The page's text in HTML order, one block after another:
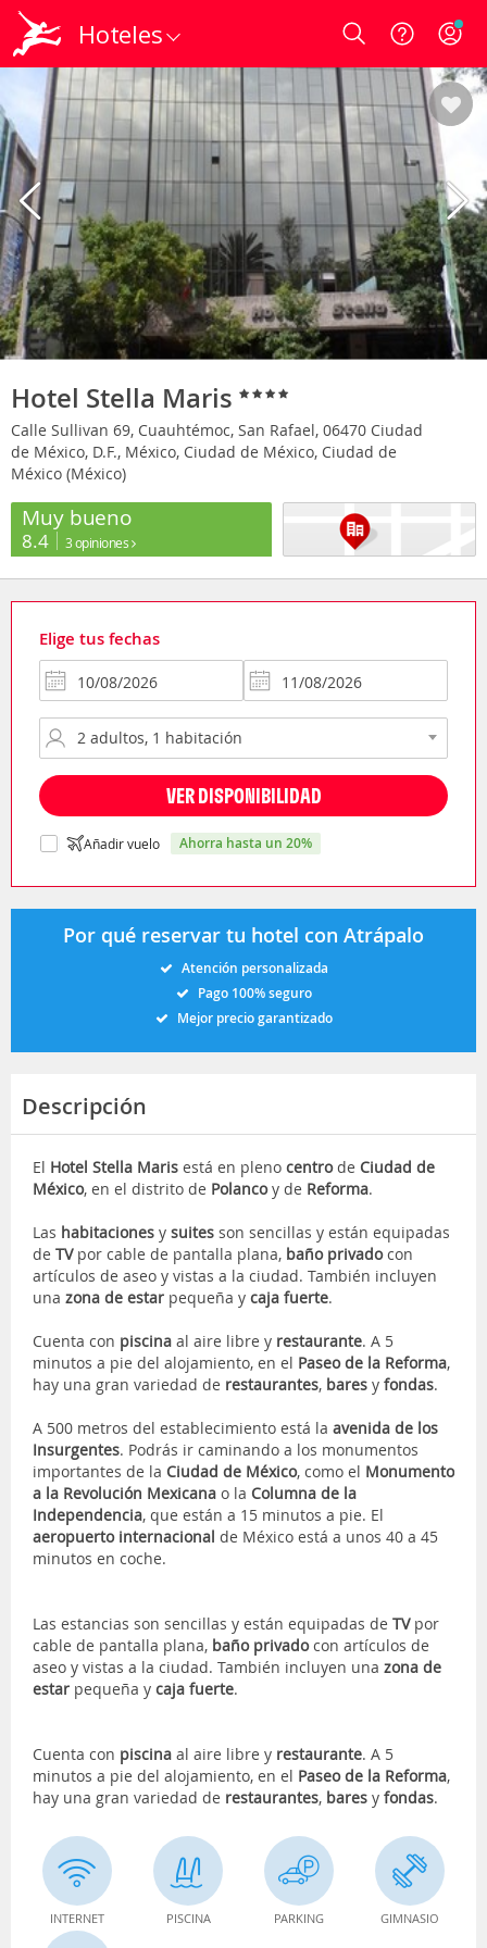
Hoteles Login
Hotel Stella Maris
Calle Sullivan 69, Cuauhtémoc, San Rafael, 06470 Ciudad
de México, D.F., México, Ciudad de México, Ciudad de
México (México)
Muy bueno
8.4 3 opiniones
Elige tus fechas
VER DISPONIBILIDAD
Añadir vuelo ahorra hasta un 20%
Por qué reservar tu hotel con Atrápalo
Atención personalizada
Pago 100% seguro
Mejor precio garantizado
Descripción
El Hotel Stella Maris está en pleno centrode Ciudad de
México, en el distrito de Polancoy de Reforma.
Las habitaciones y suites son sencillas y están equipadas
de TV por cable de pantalla plana, baño privadocon
artículos de aseo y vistas a la ciudad. También incluyen
una zona de estar pequeña y caja fuerte.
Cuenta con piscina al aire libre y restaurante. A 5
minutos a pie del alojamiento, en el Paseo de la Reforma,
hay una gran variedad de restaurantes, bares y fondas.
A 500 metros del establecimiento está la avenida de los
Insurgentes. Podrás ir caminando a los monumentos
importantes de la Ciudad de México, como el Monumento
a la Revolución Mexicana o la Columna de la
Independencia, que están a 15 minutos a pie. El
aeropuerto internacional de México está a unos 40 a 45
minutos en coche.
Las estancias son sencillas y están equipadas de TV por
cable de pantalla plana, baño privadocon artículos de
aseo y vistas a la ciudad. También incluyen una zona de
estar pequeña y caja fuerte.
Cuenta con piscina al aire libre y restaurante. A 5
minutos a pie del alojamiento, en el Paseo de la Reforma,
hay una gran variedad de restaurantes, bares y fondas.
INTERNET PISCINA PARKING GIMNASIO